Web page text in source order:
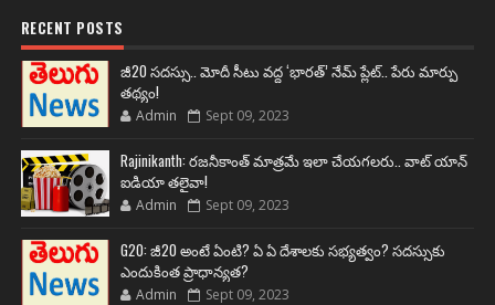
RECENT POSTS
జీ20 సదస్సు.. మోదీ సీటు వద్ద ‘భారత్’ నేమ్ ప్లేట్‌.. పేరు మార్పు
తథ్యం!
Admin Sept 09, 2023
Rajinikanth: రజనీకాంత్ మాత్రమే ఇలా చేయగలరు.. వాట్ యాన్
ఐడియా తలైవా!
Admin Sept 09, 2023
G20: జీ20 అంటే ఏంటి? ఏ ఏ దేశాలకు సభ్యత్వం? సదస్సుకు
ఎందుకింత ప్రాధాన్యత?
Admin Sept 09, 2023